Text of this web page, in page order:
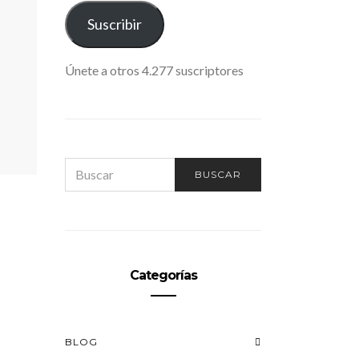
ELECTRÓNICO
Suscribir
Únete a otros 4.277 suscriptores
FOR:
BUSCAR
Categorías
BLOG